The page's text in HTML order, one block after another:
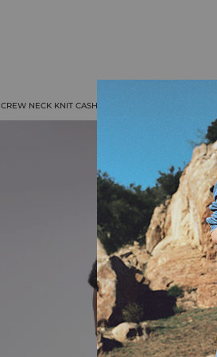
CREW NECK KNIT CASHMERE STITCH BLACK